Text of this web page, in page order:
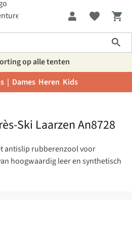
op alle tenten
| Dames Heren Kids
Ski Laarzen An8728
antislip rubberenzool voor
hoogwaardig leer en synthetisch